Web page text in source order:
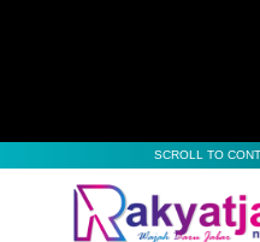
SCROLL TO